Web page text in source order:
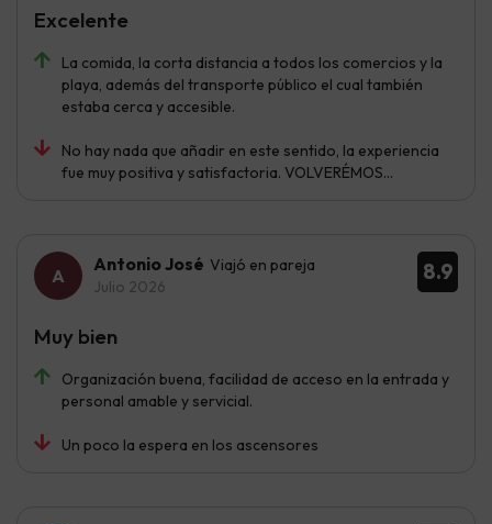
La comida, la corta distancia a todos los comercios y la
playa, además del transporte público el cual también
estaba cerca y accesible.
No hay nada que añadir en este sentido, la experiencia
fue muy positiva y satisfactoria. VOLVERÉMOS...
Excelente
8.9
Antonio José Viajó en pareja
Julio 2026
Organización buena, facilidad de acceso en la entrada y
personal amable y servicial.
Un poco la espera en los ascensores
Muy bien